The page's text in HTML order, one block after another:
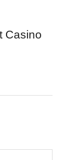
Casino